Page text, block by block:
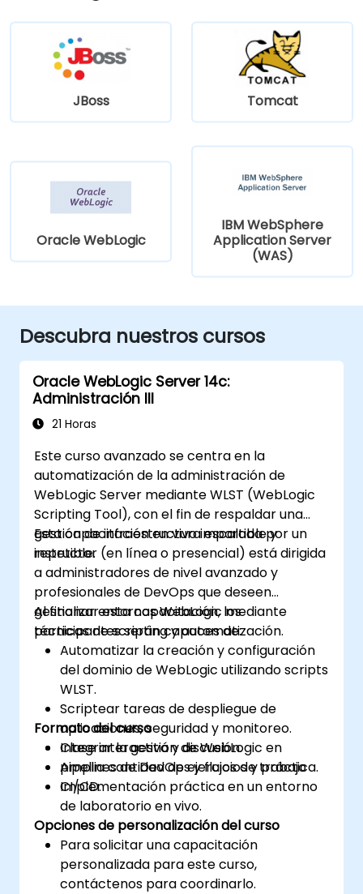
JBoss Tomcat
Oracle WebLogic
IBM WebSphere
Application Server
(WAS)
Descubra nuestros cursos
Oracle WebLogic Server 14c:
Administración III
21 Horas
Este curso avanzado se centra en la
automatización de la administración de
WebLogic Server mediante WLST (WebLogic
Scripting Tool), con el fin de respaldar una
gestión de infraestructura escalable y
repetible.
Esta capacitación en vivo impartida por un
instructor (en línea o presencial) está dirigida
a administradores de nivel avanzado y
profesionales de DevOps que deseen
gestionar entornos WebLogic mediante
técnicas de scripting y automatización.
Al finalizar esta capacitación, los
participantes serán capaces de:
Automatizar la creación y configuración
del dominio de WebLogic utilizando scripts
WLST.
Scriptear tareas de despliegue de
aplicaciones, seguridad y monitoreo.
Integrar la gestión de WebLogic en
pipelines de DevOps y flujos de trabajo
CI/CD.
Formato del curso
Clase interactiva y discusión.
Amplia cantidad de ejercicios y práctica.
Implementación práctica en un entorno
de laboratorio en vivo.
Opciones de personalización del curso
Para solicitar una capacitación
personalizada para este curso,
contáctenos para coordinarlo.